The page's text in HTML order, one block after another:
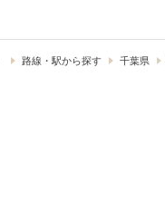
路線・駅から探す 千葉県